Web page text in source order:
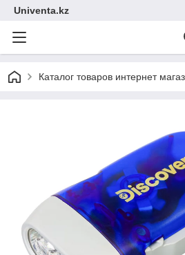
Univenta.kz
Каталог товаров интернет